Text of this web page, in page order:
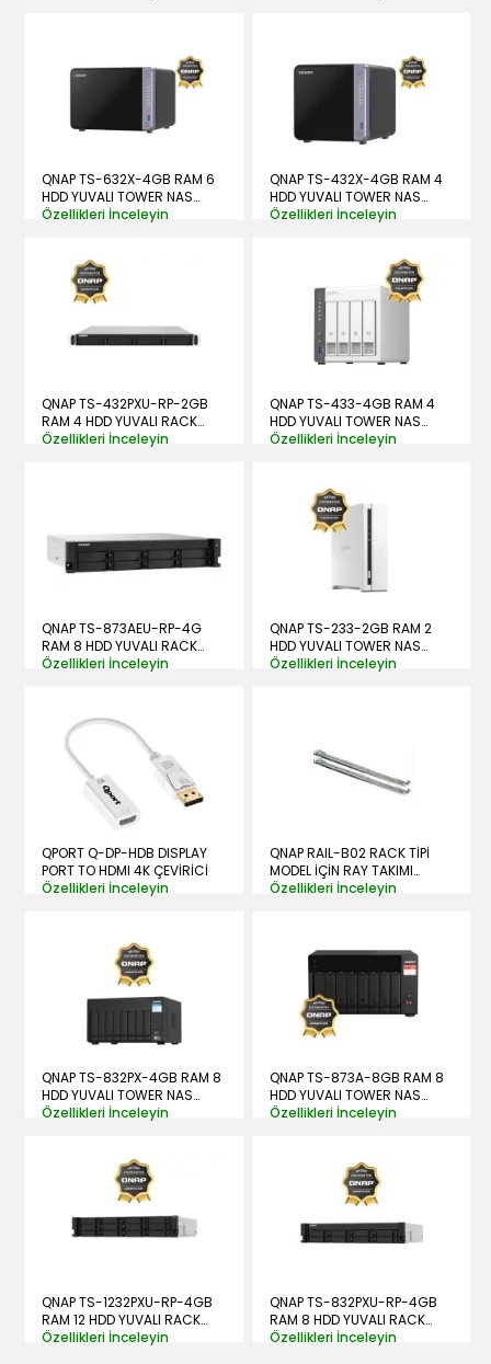
QNAP TS-632X-4GB RAM 6
HDD YUVALI TOWER NAS
(RESMİ DİSTRİBÜTÖR
Özellikleri İnceleyin
QNAP TS-432X-4GB RAM 4
HDD YUVALI TOWER NAS
(RESMİ DİSTRİBÜTÖR
Özellikleri İnceleyin
QNAP TS-432PXU-RP-2GB
RAM 4 HDD YUVALI RACK
NAS (RESMİ DİSTRİBÜTÖR
Özellikleri İnceleyin
QNAP TS-433-4GB RAM 4
HDD YUVALI TOWER NAS
(RESMİ DİSTRİBÜTÖR
Özellikleri İnceleyin
QNAP TS-873AEU-RP-4G
RAM 8 HDD YUVALI RACK
NAS (RESMİ DİSTRİBÜTÖR
Özellikleri İnceleyin
QNAP TS-233-2GB RAM 2
HDD YUVALI TOWER NAS
(RESMİ DİSTRİBÜTÖR
Özellikleri İnceleyin
QPORT Q-DP-HDB DISPLAY
PORT TO HDMI 4K ÇEVİRİCİ
Özellikleri İnceleyin
QNAP RAIL-B02 RACK TİPİ
MODEL İÇİN RAY TAKIMI
(RESMİ DİSTRİBÜTÖR
Özellikleri İnceleyin
QNAP TS-832PX-4GB RAM 8
HDD YUVALI TOWER NAS
(RESMİ DİSTRİBÜTÖR
Özellikleri İnceleyin
QNAP TS-873A-8GB RAM 8
HDD YUVALI TOWER NAS
(RESMİ DİSTRİBÜTÖR
Özellikleri İnceleyin
QNAP TS-1232PXU-RP-4GB
RAM 12 HDD YUVALI RACK
NAS (RESMİ DİSTRİBÜTÖR
Özellikleri İnceleyin
QNAP TS-832PXU-RP-4GB
RAM 8 HDD YUVALI RACK
NAS (RESMİ DİSTRİBÜTÖR
Özellikleri İnceleyin